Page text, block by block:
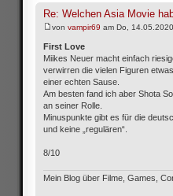
Re: Welchen Asia Movie
von vampir69 am Do,
First Love
Miikes Neuer macht einfach
verwirren die vielen Figuren
einer echten Sause.
Am besten fand ich aber Shota
an seiner Rolle.
Minuspunkte gibt es für die
und keine „regulären“.
8/10
Mein Blog über Filme, Games,